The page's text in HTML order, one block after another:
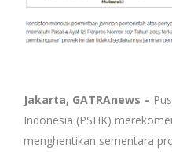
Jakarta, GATRAnews –
Indonesia (PSHK)
menghentikan sementara